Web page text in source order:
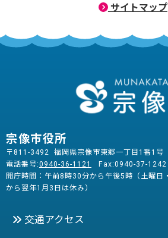
サイトマップ
宗像市役所
〒811-3492 福岡県宗像市東郷一丁目1番1号
電話番号:0940-36-1121
Fax:0940-37-1242
開庁時間：午前8時30分から午後5時（土曜日
から翌年1月3日は休み）
交通アクセス